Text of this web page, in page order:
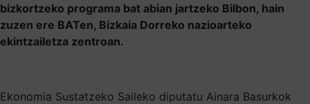
bizkortzeko programa bat abian jartzeko Bilbon, hain
zuzen ere BATen, Bizkaia Dorreko nazioarteko
ekintzailetza zentroan.
Ekonomia Sustatzeko Saileko diputatu Ainara Basurkok